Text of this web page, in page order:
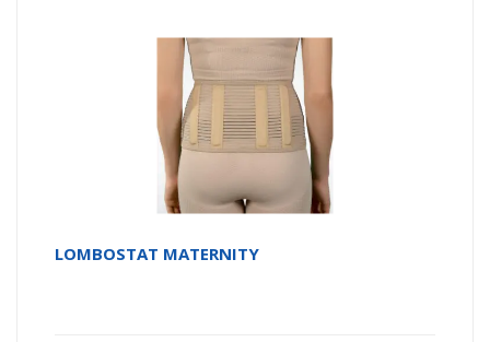
LOMBOSTAT MATERNITY